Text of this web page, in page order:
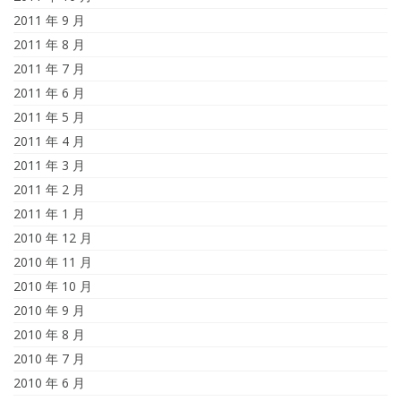
2011 年 9 月
2011 年 8 月
2011 年 7 月
2011 年 6 月
2011 年 5 月
2011 年 4 月
2011 年 3 月
2011 年 2 月
2011 年 1 月
2010 年 12 月
2010 年 11 月
2010 年 10 月
2010 年 9 月
2010 年 8 月
2010 年 7 月
2010 年 6 月